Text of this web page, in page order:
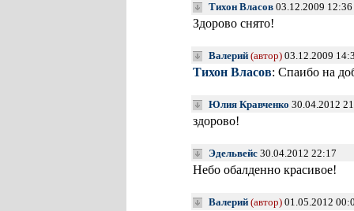
Тихон Власов 03.12.2009 12:36
Здорово снято!
Валерий (автор) 03.12.2009
Тихон Власов: Спаибо на
Юлия Кравченко 30.04.2012
здорово!
Эдельвейс 30.04.2012 22:17
Небо обалденно красивое!
Валерий (автор) 01.05.2012